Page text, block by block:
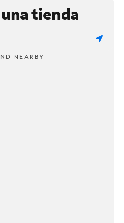
tienda
NEARBY